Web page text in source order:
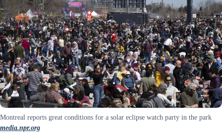
Montreal reports great conditions for a solar eclipse watch party in the park
media.npr.org